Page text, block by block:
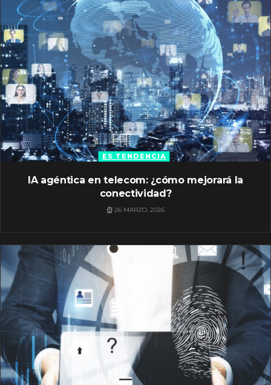
ES TENDENCIA
IA agéntica en telecom: ¿cómo mejorará la
conectividad?
26 MARZO, 2026